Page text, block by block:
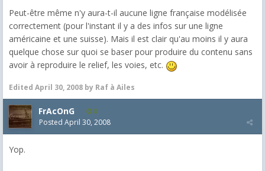
Peut-être même n'y aura-t-il aucune ligne française modélisée
correctement (pour l'instant il y a des infos sur une ligne
américaine et une suisse). Mais il est clair qu'au moins il y aura
quelque chose sur quoi se baser pour produire du contenu sans
avoir à reproduire le relief, les voies, etc.
Edited April 30, 2008 by Raf à Ailes
FrAcOnG 8
Posted April 30, 2008
Yop.